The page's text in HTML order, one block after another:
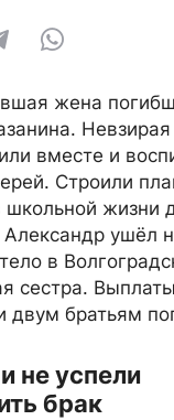
жена
вместе и
Строили
школьной жизни
ушёл
в
сестра.
двум братьям
не успели
брак